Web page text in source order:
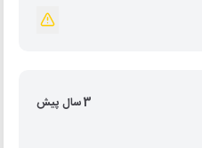
3 سال پیش